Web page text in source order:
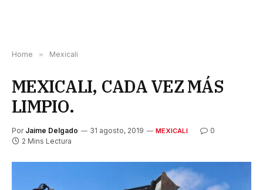
Home » Mexicali
MEXICALI, CADA VEZ MÁS
LIMPIO.
Por Jaime Delgado 31 agosto, 2019 MEXICALI
0
2 Mins Lectura